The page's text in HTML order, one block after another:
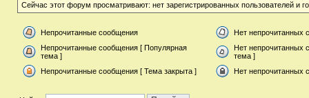
Сейчас этот форум просматривают: нет зарегистрированных пользователей и
Непрочитанные сообщения
Нет непрочитанных
Непрочитанные сообщения [ Популярная
тема ]
Нет непрочитанных
тема ]
Непрочитанные сообщения [ Тема закрыта ]
Нет непрочитанных